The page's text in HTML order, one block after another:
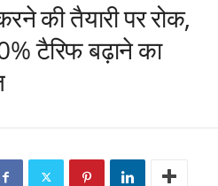
की तैयारी पर रोक,
टैरिफ बढ़ाने का